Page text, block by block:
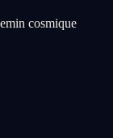
cosmique